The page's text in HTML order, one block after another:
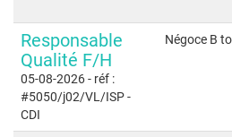
Responsable
Qualité F/H
05-08-2026- réf :
#5050/j02/VL/ISP-
CDI
Négoce B